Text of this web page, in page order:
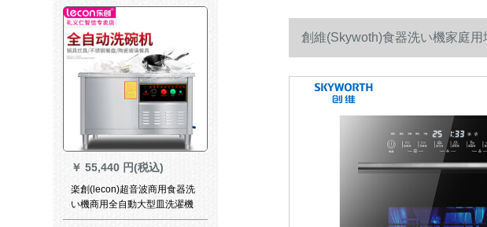
￥ 55,440 円(税込)
楽創(lecon)超音波商用食器洗
い機商用全自動大型皿洗濯機
洗濯機洗濯機レスト台所清2.4
創維(Skywoth)食器洗い機家庭